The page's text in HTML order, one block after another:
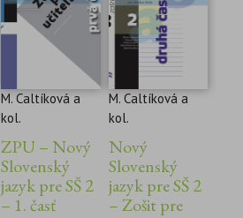
M. Caltíková a
kol.
ZPU – Nový
Slovenský
jazyk pre SŠ 2
– 1. časť
M. Caltíková a
kol.
Nový
Slovenský
jazyk pre SŠ 2
– Zošit pre